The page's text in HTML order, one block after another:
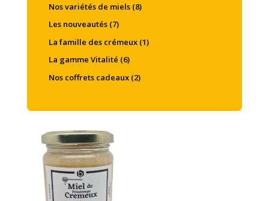
Nos variétés de miels (8)
Les nouveautés (7)
La famille des crémeux (1)
La gamme Vitalité (6)
Nos coffrets cadeaux (2)